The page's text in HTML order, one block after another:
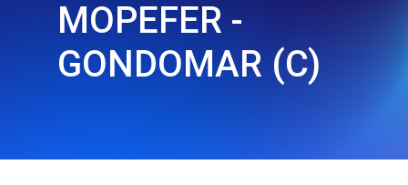
MOPEFER -
GONDOMAR (C)